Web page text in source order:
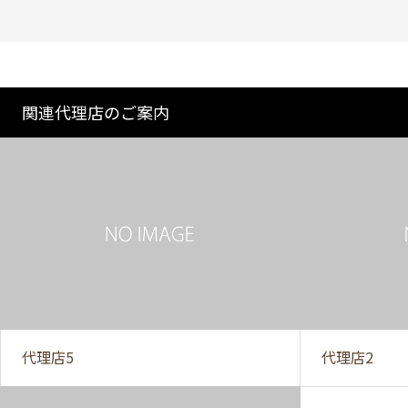
関連代理店のご案内
代理店5 代理店2